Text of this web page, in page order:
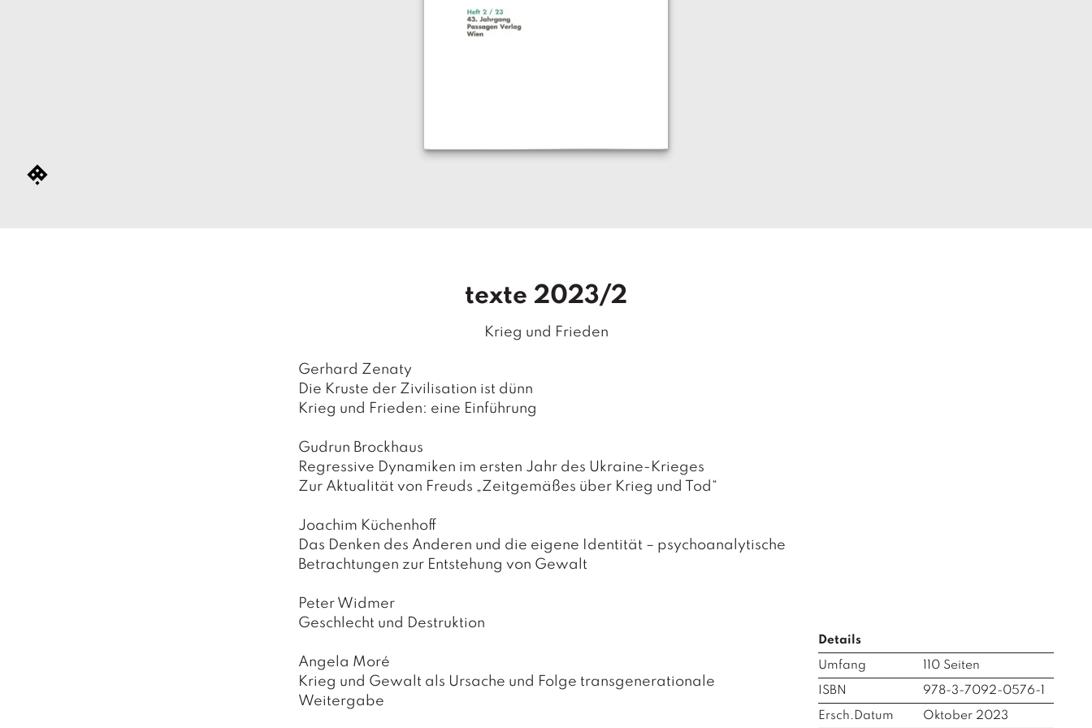
texte 2023/2
Krieg und Frieden
Gerhard Zenaty
Die Kruste der Zivilisation ist dünn
Krieg und Frieden: eine Einführung
Gudrun Brockhaus
Regressive Dynamiken im ersten Jahr des Ukraine-Krieges
Zur Aktualität von Freuds „Zeitgemäßes über Krieg und Tod“
Joachim Küchenhoff
Das Denken des Anderen und die eigene Identität – psychoanalytische
Betrachtungen zur Entstehung von Gewalt
Peter Widmer
Geschlecht und Destruktion
Angela Moré
Krieg und Gewalt als Ursache und Folge transgenerationale
Weitergabe
Details
Umfang
110 Seiten
ISBN
978-3-7092-0576-1
Ersch.Datum
Oktober 2023